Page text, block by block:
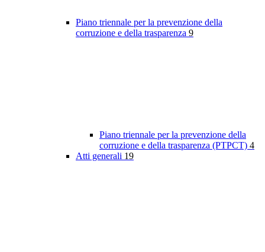
Piano triennale per la prevenzione della
corruzione e della trasparenza 9
Piano triennale per la prevenzione della
corruzione e della trasparenza (PTPCT) 4
Atti generali 19